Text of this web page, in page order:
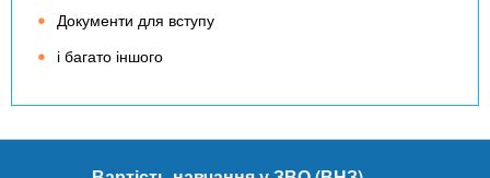
Документи для вступу
і багато іншого